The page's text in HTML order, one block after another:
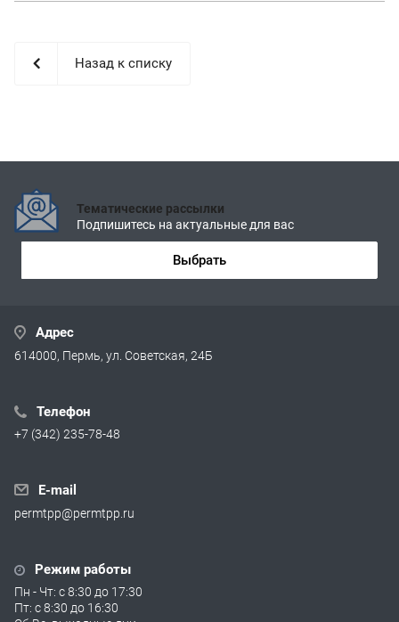
Назад к списку
Тематические рассылки
Подпишитесь на актуальные для вас
Выбрать
Адрес
614000, Пермь, ул. Советская, 24Б
Телефон
+7 (342) 235-78-48
E-mail
permtpp@permtpp.ru
Режим работы
Пн - Чт: с 8:30 до 17:30
Пт: с 8:30 до 16:30